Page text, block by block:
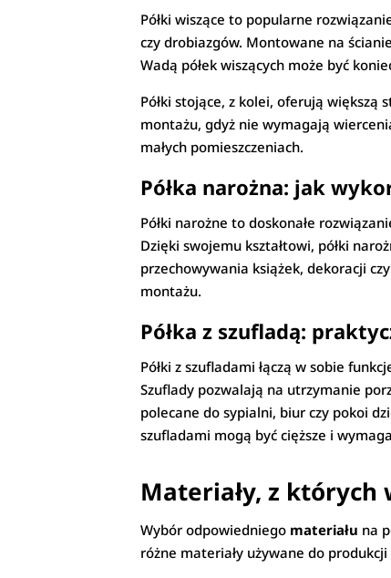
Półki wiszące to popularne
czy drobiazgów. Montowane na
Wadą półek wiszących może być
Półki stojące, z kolei, oferują większą
montażu, gdyż nie wymagają
małych pomieszczeniach.
Półka narożna: jak
Półki narożne to doskonałe
Dzięki swojemu kształtowi, półki
przechowywania książek, dekoracji
montażu.
Półka z szufladą:
Półki z szufladami łączą w sobie
Szuflady pozwalają na utrzymanie
polecane do sypialni, biur czy pokoi
szufladami mogą być cięższe i
Materiały, z których
Wybór odpowiedniego materiału na
różne materiały używane do